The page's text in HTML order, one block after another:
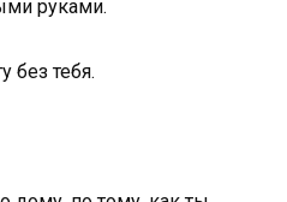
руками.
без тебя.